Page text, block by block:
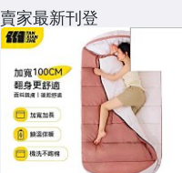
賣家最新刊登